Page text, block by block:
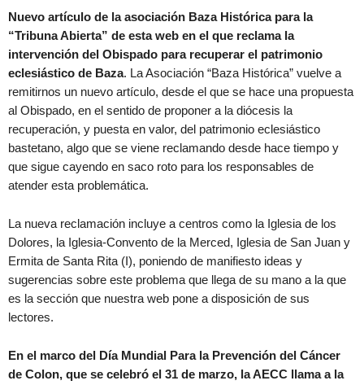
Nuevo artículo de la asociación Baza Histórica para la
“Tribuna Abierta” de esta web en el que reclama la
intervención del Obispado para recuperar el patrimonio
eclesiástico de Baza. La Asociación “Baza Histórica” vuelve a
remitirnos un nuevo artículo, desde el que se hace una propuesta
al Obispado, en el sentido de proponer a la diócesis la
recuperación, y puesta en valor, del patrimonio eclesiástico
bastetano, algo que se viene reclamando desde hace tiempo y
que sigue cayendo en saco roto para los responsables de
atender esta problemática.
La nueva reclamación incluye a centros como la Iglesia de los
Dolores, la Iglesia-Convento de la Merced, Iglesia de San Juan y
Ermita de Santa Rita (I), poniendo de manifiesto ideas y
sugerencias sobre este problema que llega de su mano a la que
es la sección que nuestra web pone a disposición de sus
lectores.
En el marco del Día Mundial Para la Prevención del Cáncer
de Colon, que se celebró el 31 de marzo, la AECC llama a la